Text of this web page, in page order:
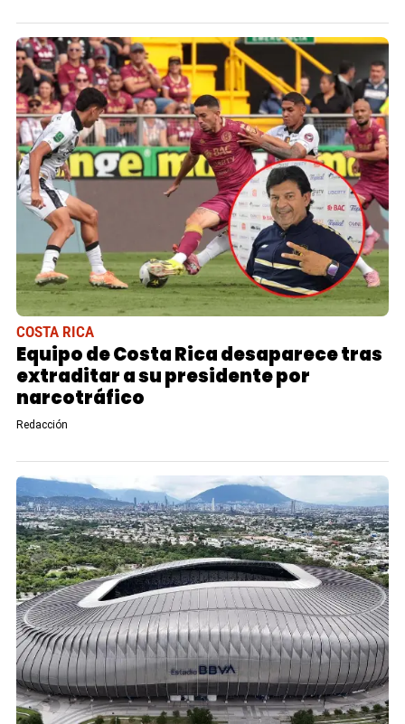
COSTA RICA
Equipo de Costa Rica desaparece tras
extraditar a su presidente por
narcotráfico
Redacción